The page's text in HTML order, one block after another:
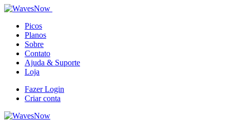
Picos
Planos
Sobre
Contato
Ajuda & Suporte
Loja
Fazer Login
Criar conta